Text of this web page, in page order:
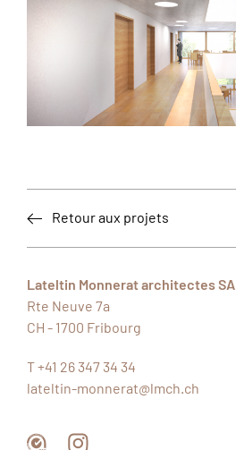
Retour aux projets
Lateltin Monnerat architectes SA
Rte Neuve 7a
CH - 1700 Fribourg
T +41 26 347 34 34
lateltin-monnerat@lmch.ch